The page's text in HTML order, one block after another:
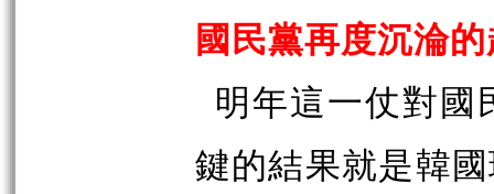
國民黨再度沉淪
明年這一仗對國
鍵的結果就是韓